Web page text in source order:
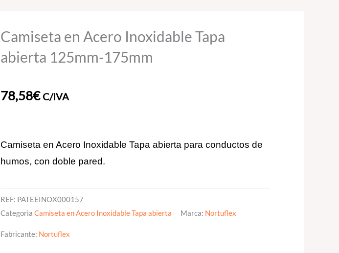
Camiseta en Acero Inoxidable Tapa
abierta 125mm-175mm
78,58€ C/IVA
Camiseta en Acero Inoxidable Tapa abierta para conductos de
humos, con doble pared.
REF: PATEEINOX000157
Categoria Camiseta en Acero Inoxidable Tapa abierta Marca: Nortuflex
Fabricante: Nortuflex